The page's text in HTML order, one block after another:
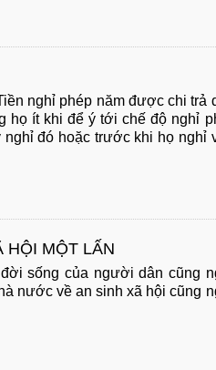
nghỉ phép năm được chi trả
họ ít khi để ý tới chế độ nghỉ
đó hoặc trước khi họ nghỉ
HỘI MỘT LẤN
sống của người dân cũng
nước về an sinh xã hội cũng